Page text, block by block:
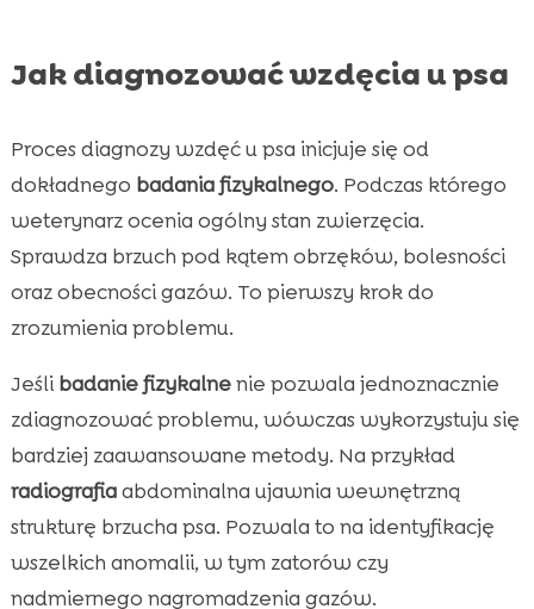
Jak diagnozować wzdęcia u psa
Proces diagnozy wzdęć u psa inicjuje się od
dokładnego badania fizykalnego. Podczas którego
weterynarz ocenia ogólny stan zwierzęcia.
Sprawdza brzuch pod kątem obrzęków, bolesności
oraz obecności gazów. To pierwszy krok do
zrozumienia problemu.
Jeśli badanie fizykalnenie pozwala jednoznacznie
zdiagnozować problemu, wówczas wykorzystuju się
bardziej zaawansowane metody. Na przykład
radiografiaabdominalna ujawnia wewnętrzną
strukturę brzucha psa. Pozwala to na identyfikację
wszelkich anomalii, w tym zatorów czy
nadmiernego nagromadzenia gazów.